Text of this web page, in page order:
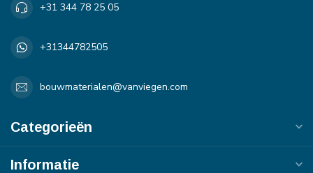
+31 344 78 25 05
+31344782505
bouwmaterialen@vanviegen.com
Categorieën
Informatie